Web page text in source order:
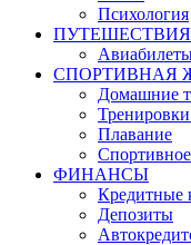
Психология
ПУТЕШЕСТВИЯ
СПОРТИВНАЯ
Домашние
Плавание
ФИНАНСЫ
Кредитные
Депозиты